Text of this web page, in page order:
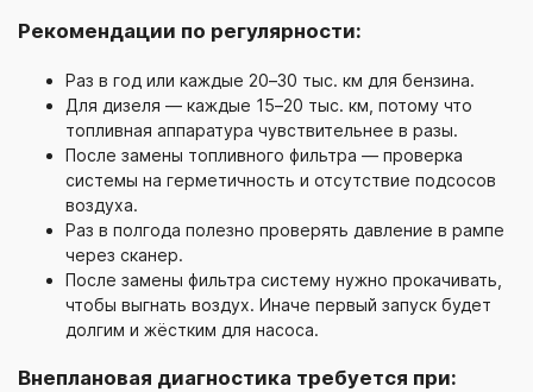
Рекомендации по регулярности:
Раз в год или каждые 20–30 тыс. км для бензина.
Для дизеля — каждые 15–20 тыс. км, потому что
топливная аппаратура чувствительнее в разы.
После замены топливного фильтра — проверка
системы на герметичность и отсутствие подсосов
воздуха.
Раз в полгода полезно проверять давление в рампе
через сканер.
После замены фильтра систему нужно прокачивать,
чтобы выгнать воздух. Иначе первый запуск будет
долгим и жёстким для насоса.
Внеплановая диагностика требуется при: